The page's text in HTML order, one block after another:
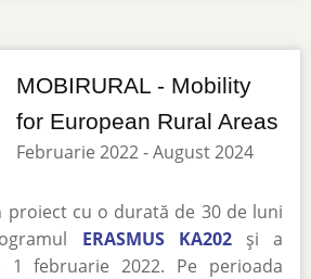
MOBIRURAL - Mobility
for European Rural Areas
Februarie 2022 - August 2024
proiect cu o durată de 30 de luni
ERASMUS KA202și a
februarie 2022. Pe perioada